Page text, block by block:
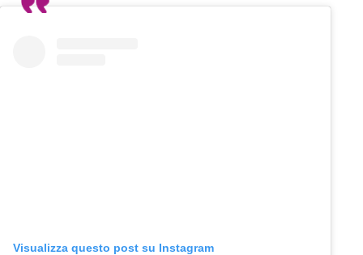
Visualizza questo post su Instagram